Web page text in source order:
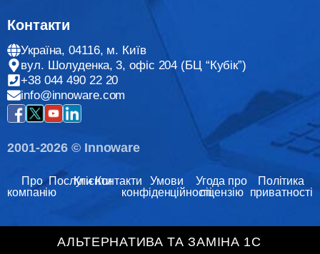
Контакти
Україна, 04116, м. Київ
вул. Шолуденка, 3, офіс 204 (БЦ “Кубік”)
+38 044 490 22 20
info@innoware.com
2001-2026 © Innoware
Про
компанію
ПослугиКлієнтиКонтакти
Умови
конфіденційності
Угода про
ліцензію
Політика
приватності
АЛЬТЕРНАТИВА ТА ЗАМІНА 1С